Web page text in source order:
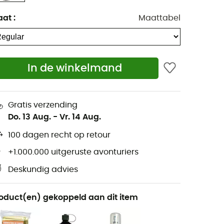
: Maattabel
In de winkelmand
Gratis verzending
Do. 13 Aug. - Vr. 14 Aug.
100 dagen recht op retour
+1.000.000 uitgeruste avonturiers
Deskundig advies
gekoppeld aan dit item